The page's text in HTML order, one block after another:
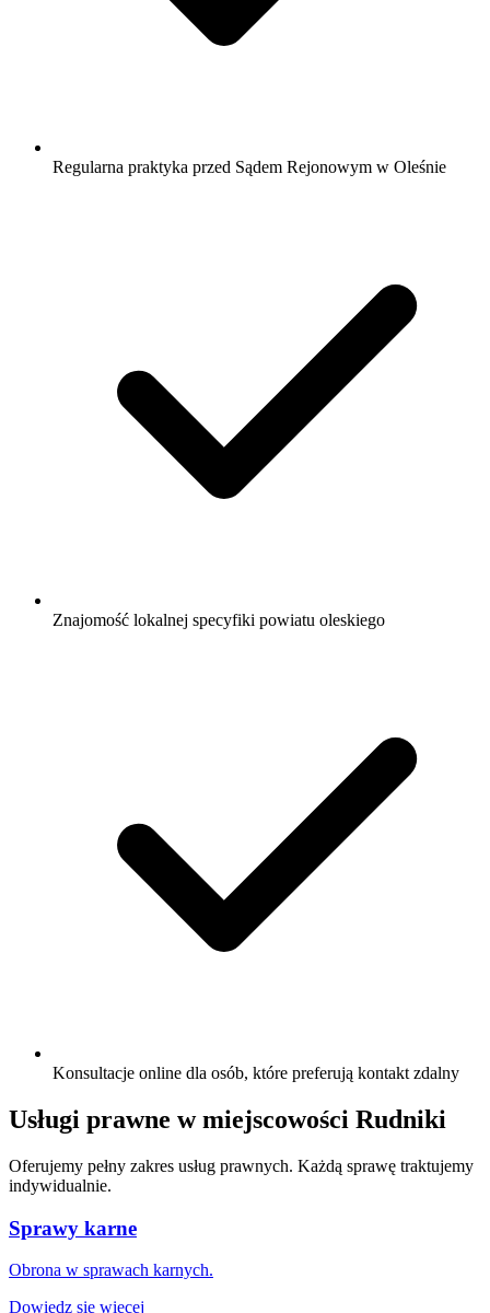
Regularna praktyka przed Sądem Rejonowym w Oleśnie
Znajomość lokalnej specyfiki powiatu oleskiego
Konsultacje online dla osób, które preferują kontakt zdalny
Usługi prawne w miejscowości Rudniki
Oferujemy pełny zakres usług prawnych. Każdą sprawę traktujemy
indywidualnie.
Sprawy karne
Obrona w sprawach karnych.
Dowiedz się więcej